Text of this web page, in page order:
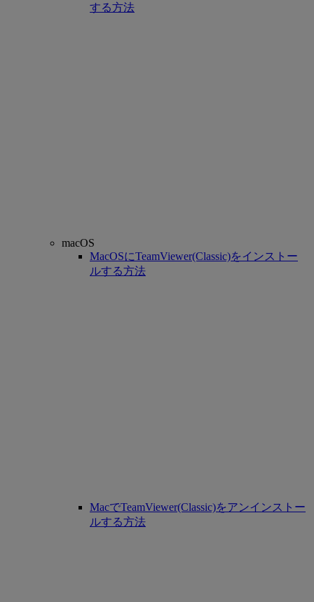
する方法
macOS
MacOSにTeamViewer(Classic)をインストー
ルする方法
MacでTeamViewer(Classic)をアンインストー
ルする方法